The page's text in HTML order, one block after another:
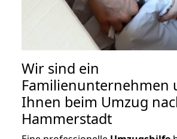
Wir sind ein
Familienunternehmen
Ihnen beim Umzug
Hammerstadt